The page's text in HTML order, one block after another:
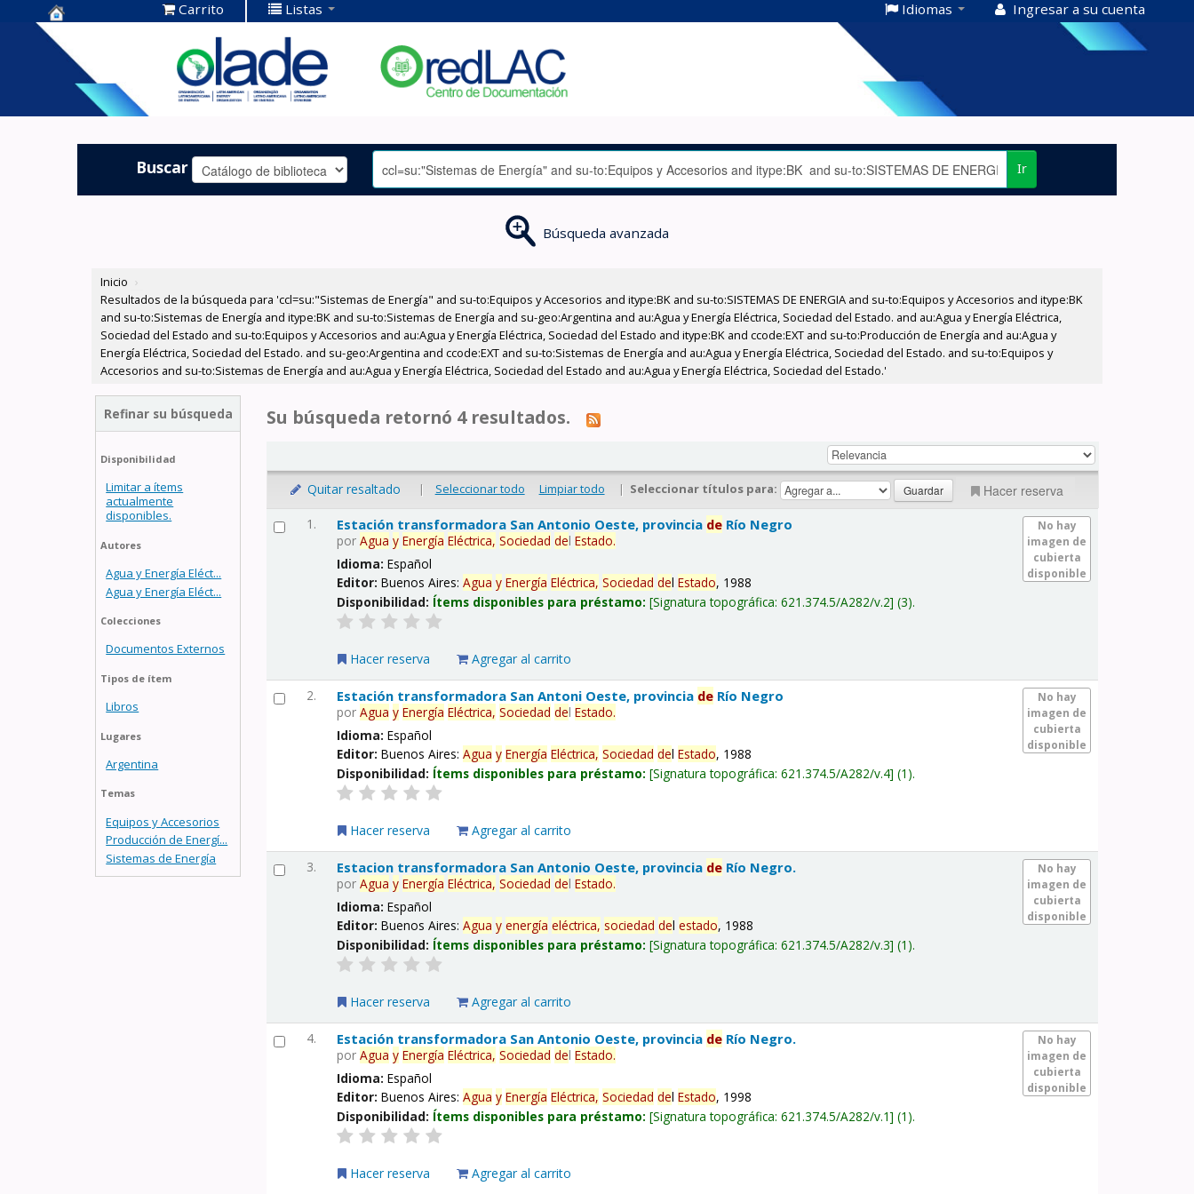
Centro de
Documentación
OLADE -
Carrito Listas Idiomas Ingresar a su cuenta
Buscar Ir
Búsqueda avanzada
Inicio ›
Resultados de la búsqueda para 'ccl=su:"Sistemas de Energía" and su-to:Equipos y Accesorios and itype:BK and su-to:SISTEMAS DE ENERGIA and su-to:Equipos y Accesorios and itype:BK
and su-to:Sistemas de Energía and itype:BK and su-to:Sistemas de Energía and su-geo:Argentina and au:Agua y Energía Eléctrica, Sociedad del Estado. and au:Agua y Energía Eléctrica,
Sociedad del Estado and su-to:Equipos y Accesorios and au:Agua y Energía Eléctrica, Sociedad del Estado and itype:BK and ccode:EXT and su-to:Producción de Energía and au:Agua y
Energía Eléctrica, Sociedad del Estado. and su-geo:Argentina and ccode:EXT and su-to:Sistemas de Energía and au:Agua y Energía Eléctrica, Sociedad del Estado. and su-to:Equipos y
Accesorios and su-to:Sistemas de Energía and au:Agua y Energía Eléctrica, Sociedad del Estado and au:Agua y Energía Eléctrica, Sociedad del Estado.'
Refinar su búsqueda
Disponibilidad
Limitar a ítems
actualmente
disponibles.
Autores
Agua y Energía Eléct...
Agua y Energía Eléct...
Colecciones
Documentos Externos
Tipos de ítem
Libros
Lugares
Argentina
Temas
Equipos y Accesorios
Producción de Energí...
Sistemas de Energía
Su búsqueda retornó 4 resultados.
Quitar resaltado | Seleccionar todo Limpiar todo | Seleccionar títulos para: Hacer reserva
1.
No hay
imagen de
cubierta
disponible
Estación transformadora San Antonio Oeste, provincia de Río Negro
porAgua y Energía Eléctrica, Sociedad delEstado.
Idioma:Español
Editor:Buenos Aires:Agua y Energía Eléctrica, Sociedad delEstado, 1988
Disponibilidad: Ítems disponibles para préstamo: Signatura topográfica:621.374.5/A282/v.2 (3).
Hacer reserva Agregar al carrito
2.
No hay
imagen de
cubierta
disponible
Estación transformadora San Antoni Oeste, provincia de Río Negro
porAgua y Energía Eléctrica, Sociedad delEstado.
Idioma:Español
Editor:Buenos Aires:Agua y Energía Eléctrica, Sociedad delEstado, 1988
Disponibilidad: Ítems disponibles para préstamo: Signatura topográfica:621.374.5/A282/v.4 (1).
Hacer reserva Agregar al carrito
3.
No hay
imagen de
cubierta
disponible
Estacion transformadora San Antonio Oeste, provincia de Río Negro.
porAgua y Energía Eléctrica, Sociedad delEstado.
Idioma:Español
Editor:Buenos Aires:Agua y energía eléctrica, sociedad delestado, 1988
Disponibilidad: Ítems disponibles para préstamo: Signatura topográfica:621.374.5/A282/v.3 (1).
Hacer reserva Agregar al carrito
4.
No hay
imagen de
cubierta
disponible
Estación transformadora San Antonio Oeste, provincia de Río Negro.
porAgua y Energía Eléctrica, Sociedad delEstado.
Idioma:Español
Editor:Buenos Aires:Agua y Energía Eléctrica, Sociedad delEstado, 1998
Disponibilidad: Ítems disponibles para préstamo: Signatura topográfica:621.374.5/A282/v.1 (1).
Hacer reserva Agregar al carrito